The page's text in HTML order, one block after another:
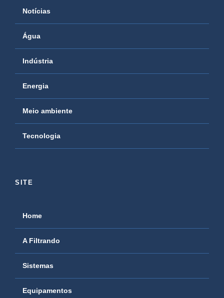
Notícias
Água
Indústria
Energia
Meio ambiente
Tecnologia
SITE
Home
A Filtrando
Sistemas
Equipamentos